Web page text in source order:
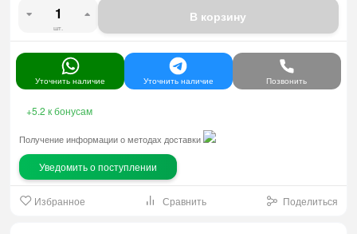
шт.
В корзину
Уточнить наличие Уточнить наличие Позвонить
+5.2 к бонусам
Избранное Сравнить Поделиться
Получение информации о методах доставки
Уведомить о поступлении